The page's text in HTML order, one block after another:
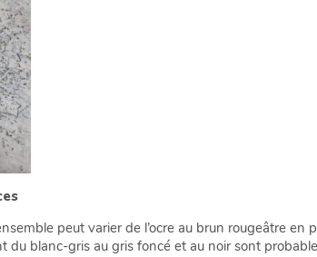
peut varier de l’ocre au brun rougeâtre en
blanc-gris au gris foncé et au noir sont